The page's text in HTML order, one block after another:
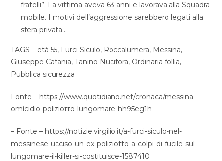
fratelli”. La vittima aveva 63 anni e lavorava alla Squadra
mobile. I motivi dell’aggressione sarebbero legati alla
sfera privata…
TAGS – età 55, Furci Siculo, Roccalumera, Messina,
Giuseppe Catania, Tanino Nucifora, Ordinaria follia,
Pubblica sicurezza
Fonte – https://www.quotidiano.net/cronaca/messina-
omicidio-poliziotto-lungomare-hh95eg1h
– Fonte – https://notizie.virgilio.it/a-furci-siculo-nel-
messinese-ucciso-un-ex-poliziotto-a-colpi-di-fucile-sul-
lungomare-il-killer-si-costituisce-1587410